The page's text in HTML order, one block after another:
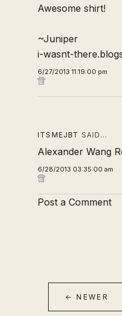
Awesome shirt!
~Juniper
i-wasnt-
6/27/2013 11:19:00 pm
ITSMEJBT SAID…
Alexander Wang
6/28/2013 03:35:00 am
Post a Comment
← NEWER